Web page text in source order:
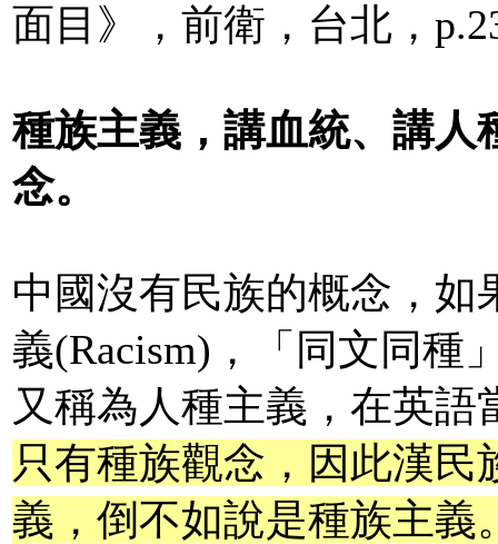
面目》，前衛，台北，
種族主義，講血統、講人
念。
中國沒有民族的概念，如
義(Racism)，「同文同種
又稱為人種主義，在英
只有種族觀念，因此漢
義，倒不如說是種族主義